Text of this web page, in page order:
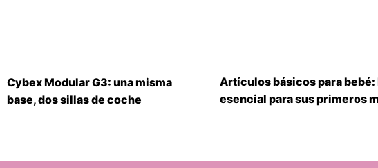
Cybex Modular G3: una misma
base, dos sillas de coche
Artículos básicos para bebé:
esencial para sus primeros